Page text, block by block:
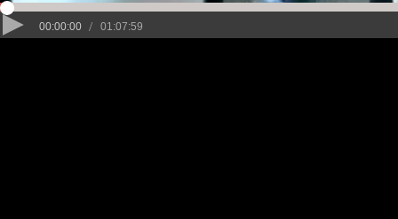
00:00:00 / 01:07:59